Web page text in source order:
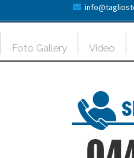
Foto Gallery Video